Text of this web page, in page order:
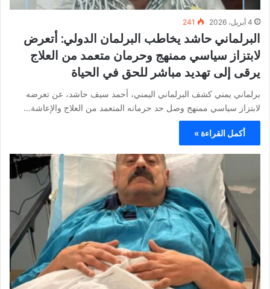
4 أبريل، 2026 241
البرلماني حاشد يخاطب البرلمان الدولي: أتعرض
لابتزاز سياسي ممنهج وحرمان متعمد من العلاج
يرقى إلى تهديد مباشر للحق في الحياة
برلماني يمني كشف البرلماني اليمني، أحمد سيف حاشد، عن تعرضه
لابتزاز سياسي ممنهج وصل حد حرمانه المتعمد من العلاج والإعاشة…
أكمل القراءة »